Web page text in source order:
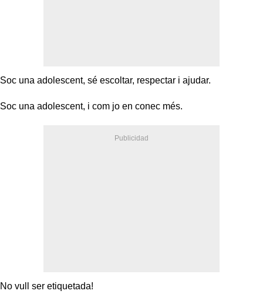
Soc una adolescent, sé escoltar, respectar i ajudar.
Soc una adolescent, i com jo en conec més.
No vull ser etiquetada!